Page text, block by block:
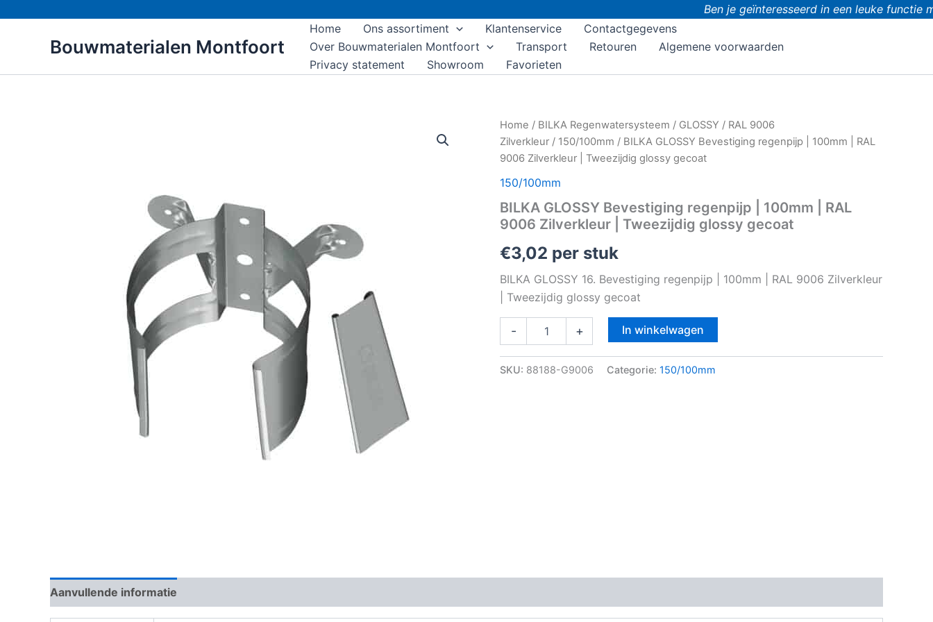
Ben je geïnteresseerd in een leuke functie
Bouwmaterialen Montfoort
Home Ons assortiment Klantenservice
Contactgegevens
Over Bouwmaterialen Montfoort
Transport Retouren
Algemene voorwaarden
Privacy statement
Showroom Favorieten
Home / BILKA Regenwatersysteem / GLOSSY / RAL 9006
Zilverkleur / 150/100mm / BILKA GLOSSY Bevestiging regenpijp | 100mm | RAL
9006 Zilverkleur | Tweezijdig glossy gecoat
150/100mm
BILKA GLOSSY Bevestiging regenpijp | 100mm | RAL
9006 Zilverkleur | Tweezijdig glossy gecoat
€3,02 per stuk
BILKA GLOSSY 16. Bevestiging regenpijp | 100mm | RAL 9006 Zilverkleur
| Tweezijdig glossy gecoat
-
BILKA
GLOSSY
Bevestiging
regenpijp
|
100mm
|
RAL
9006
Zilverkleur
Tweezijdig
glossy
gecoat
aantal
+ In winkelwagen
SKU: 88188-G9006 Categorie: 150/100mm
Aanvullende informatie